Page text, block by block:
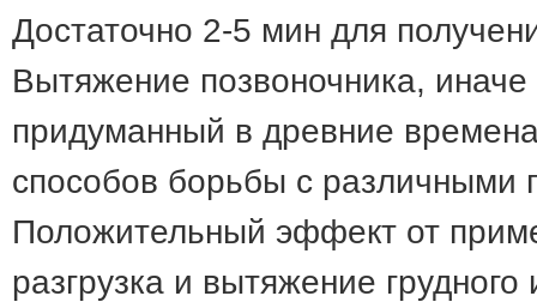
Достаточно 2-5 мин для
Вытяжение позвоночника,
придуманный в древние
способов борьбы с различными
Положительный эффект от
разгрузка и вытяжение грудного